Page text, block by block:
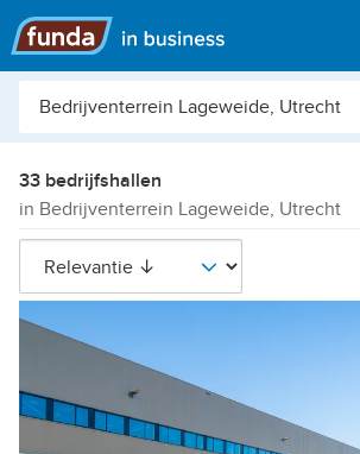
Hoofdmenu
Plaats,
etc.
33 bedrijfshallen
in Bedrijventerrein Lageweide, Utrecht